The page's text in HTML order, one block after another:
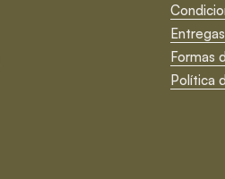
Formas
Política